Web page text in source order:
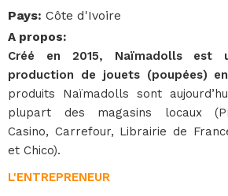
Pays: Côte d'Ivoire
A propos:
Créé en 2015, Naïmadolls est
production de jouets (poupées)
produits Naïmadolls sont
plupart des magasins locaux
Casino, Carrefour, Librairie de
et Chico).
L'ENTREPRENEUR